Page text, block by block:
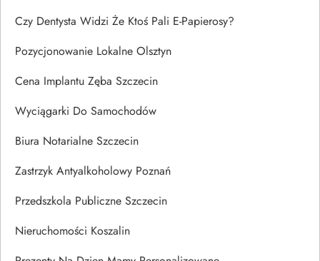
Czy Dentysta Widzi Że Ktoś Pali E-Papierosy?
Pozycjonowanie Lokalne Olsztyn
Cena Implantu Zęba Szczecin
Wyciągarki Do Samochodów
Biura Notarialne Szczecin
Zastrzyk Antyalkoholowy Poznań
Przedszkola Publiczne Szczecin
Nieruchomości Koszalin